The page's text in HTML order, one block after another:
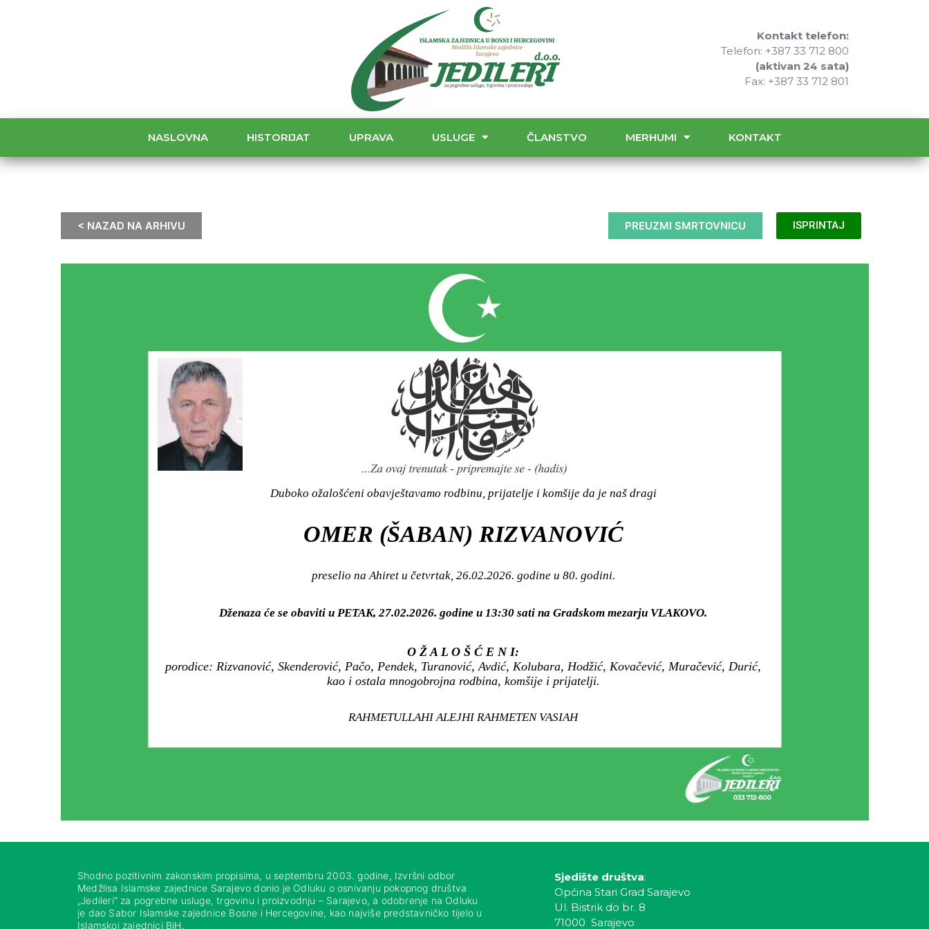
Kontakt telefon:
Telefon: +387 33 712 800
(aktivan 24 sata)
Fax: +387 33 712 801
NASLOVNA HISTORIJAT UPRAVA USLUGE ČLANSTVO MERHUMI KONTAKT
< NAZAD NA ARHIVU PREUZMI SMRTOVNICU ISPRINTAJ
Duboko ožalošćeni obavještavamo rodbinu, prijatelje i komšije da je naš dragi
OMER (ŠABAN) RIZVANOVIĆ
preselio na Ahiret u četvrtak, 26.02.2026. godine u 80. godini.
Dženaza će se obaviti u PETAK, 27.02.2026. godine u 13:30 sati na Gradskom mezarju VLAKOVO.
O Ž A L O Š Ć E N I:
porodice: Rizvanović, Skenderović, Pačo, Pendek, Turanović, Avdić, Kolubara, Hodžić, Kovačević, Muračević, Durić,
kao i ostala mnogobrojna rodbina, komšije i prijatelji.
RAHMETULLAHI ALEJHI RAHMETEN VASIAH
Shodno pozitivnim zakonskim propisima, u septembru 2003. godine, Izvršni odbor
Medžlisa Islamske zajednice Sarajevo donio je Odluku o osnivanju pokopnog društva
„Jedileri“ za pogrebne usluge, trgovinu i proizvodnju – Sarajevo, a odobrenje na Odluku
je dao Sabor Islamske zajednice Bosne i Hercegovine, kao najviše predstavničko tijelo u
Islamskoj zajednici BiH.
Sjedište društva:
Općina Stari Grad Sarajevo
Ul. Bistrik do br. 8
71000 Sarajevo